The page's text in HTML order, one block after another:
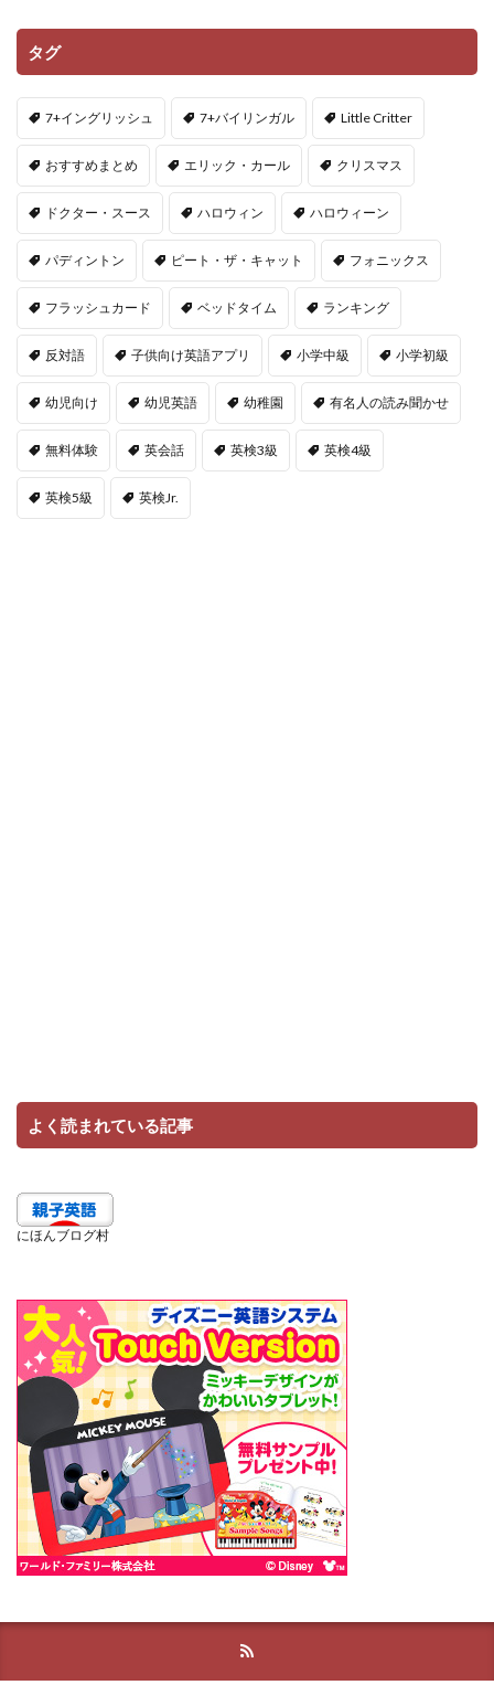
タグ
7+イングリッシュ 7+バイリンガル Little Critter
おすすめまとめ エリック・カール クリスマス
ドクター・スース ハロウィン ハロウィーン
パディントン ピート・ザ・キャット フォニックス
フラッシュカード ベッドタイム ランキング
反対語 子供向け英語アプリ 小学中級 小学初級
幼児向け 幼児英語 幼稚園 有名人の読み聞かせ
無料体験 英会話 英検3級 英検4級
英検5級 英検Jr.
よく読まれている記事
にほんブログ村